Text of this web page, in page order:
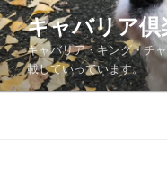
コ
ン
テ
ン
ツ
キャバリア倶
キャバリア・キング・チ
載していっています。